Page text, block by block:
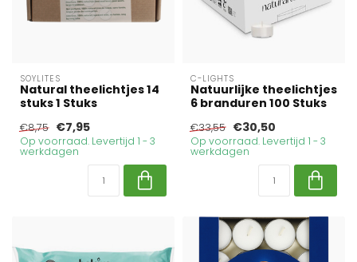
SOYLITES
Natural theelichtjes 14
stuks 1 Stuks
€8,75 €7,95
Op voorraad. Levertijd 1 - 3
werkdagen
C-LIGHTS
Natuurlijke theelichtjes
6 branduren 100 Stuks
€33,55 €30,50
Op voorraad. Levertijd 1 - 3
werkdagen